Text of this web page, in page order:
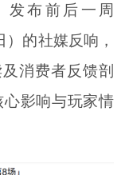
发布前后一周
的社媒反响，
消费者反馈剖
影响与玩家情